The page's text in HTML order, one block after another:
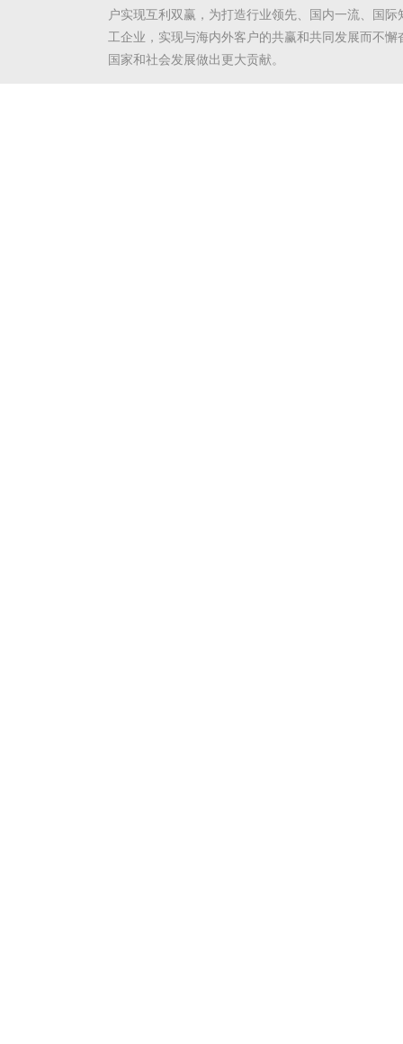
户实现互利双赢，为打造行业领先、国内一流、国际
工企业，实现与海内外客户的共赢和共同发展而不懈
国家和社会发展做出更大贡献。